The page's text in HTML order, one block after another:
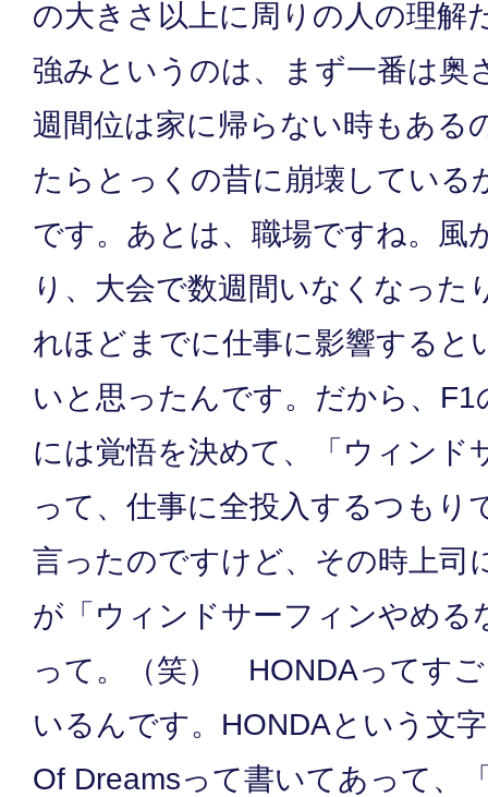
の大きさ以上に周りの人の理解
強みというのは、まず一番は奥
週間位は家に帰らない時もある
たらとっくの昔に崩壊している
です。あとは、職場ですね。風
り、大会で数週間いなくなった
れほどまでに仕事に影響すると
いと思ったんです。だから、
には覚悟を決めて、「ウィンド
って、仕事に全投入するつもり
言ったのですけど、その時上司
が「ウィンドサーフィンやめる
って。（笑） HONDAってす
いるんです。HONDAという文
Of Dreamsって書いてあって、